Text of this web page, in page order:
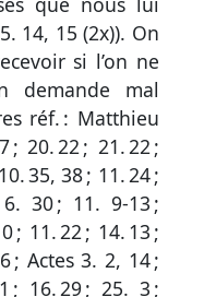
14, 15 (2x)). On
si l’on ne
demande mal
réf. : Matthieu
;20. 22; 21. 22;
10. 35, 38; 11. 24;
6. 30; 11. 9-13 ;
; 11. 22; 14. 13 ;
; Actes 3. 2, 14;
; 16. 29; 25. 3 ;